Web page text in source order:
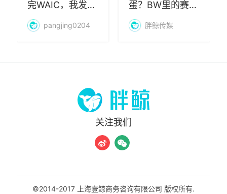
完WAIC，我发现
AI最赚钱的不是
pangjing0204
蛋？BW里的赛博
朝圣，藏着品牌
胖鲸传媒
关注我们
©2014-2017 上海壹鲸商务咨询有限公司 版权所有.